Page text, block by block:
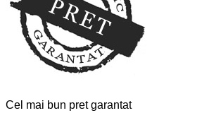
Cel mai bun pret garantat